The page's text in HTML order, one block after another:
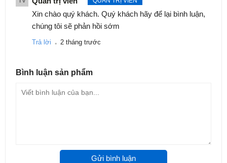
Xin chào quý khách. Quý khách hãy để lại bình luận,
chúng tôi sẽ phản hồi sớm
Trả lời . 2 tháng trước
Bình luận sản phẩm
Gửi bình luận